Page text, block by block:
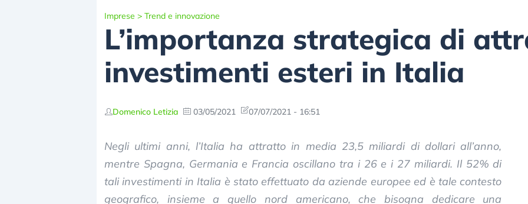
Imprese > Trend e innovazione
L’importanza strategica di
investimenti esteri in Italia
Domenico Letizia 03/05/2021 07/07/2021 - 16:51
Negli ultimi anni, l’Italia ha attratto in media 23,5 miliardi di dollari all’anno,
mentre Spagna, Germania e Francia oscillano tra i 26 e i 27 miliardi. Il 52% di
tali investimenti in Italia è stato effettuato da aziende europee ed è tale contesto
geografico, insieme a quello nord americano, che bisogna dedicare una